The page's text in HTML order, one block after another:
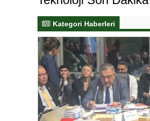
Kategori Haberleri